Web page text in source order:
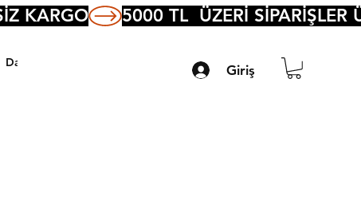
Daha Fazla Giriş